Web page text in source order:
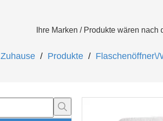
Ihre Marken / Produkte wären
Zuhause / Produkte / Flaschenöffner\/